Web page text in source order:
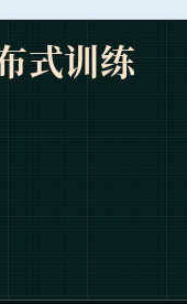
式训练